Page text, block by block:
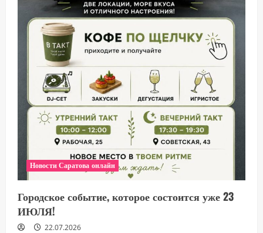
Новости Саратова онлайн
Городское событие, которое состоится уже 23
ИЮЛЯ!
22.07.2026